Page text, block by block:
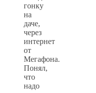
гонку
на
даче,
через
интернет
от
Мегафона.
Понял,
что
надо